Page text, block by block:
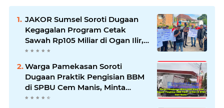
JAKOR Sumsel Soroti Dugaan
Kegagalan Program Cetak
Sawah Rp105 Miliar di Ogan Ilir,
Desak Kadis Pertanian Mundur
Warga Pamekasan Soroti
Dugaan Praktik Pengisian BBM
di SPBU Cem Manis, Minta
Klarifikasi dan Pengawasan